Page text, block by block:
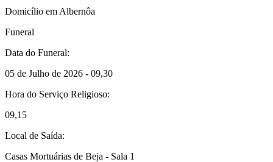
Domicílio em Albernôa
Funeral
Data do Funeral:
05 de Julho de 2026 - 09,30
Hora do Serviço Religioso:
09,15
Local de Saída:
Casas Mortuárias de Beja - Sala 1